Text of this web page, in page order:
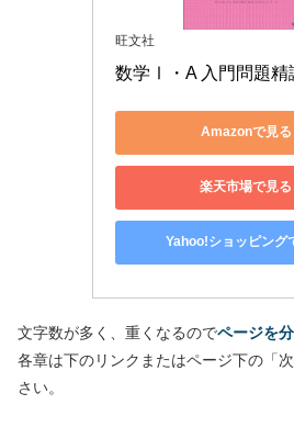
旺文社
数学Ⅰ・A 入門問題精
Amazonで見る
楽天市場で見る
Yahoo!ショッピング
文字数が多く、重くなるのでページを
各章は下のリンクまたはページ下の「
さい。